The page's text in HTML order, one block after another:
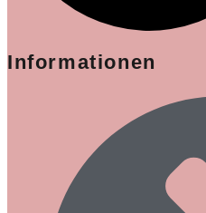
Informationen